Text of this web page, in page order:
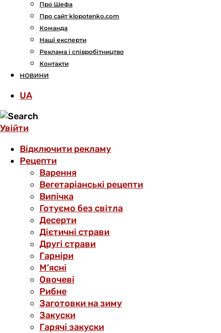
Про Шефа
Про сайт klopotenko.com
Команда
Наші експерти
Реклама і співробітництво
Контакти
НОВИНИ
UA
Увійти
Відключити рекламу
Рецепти
Варення
Вегетаріанські рецепти
Випічка
Готуємо без світла
Десерти
Дієтичні страви
Другі страви
Гарніри
М’ясні
Овочеві
Рибне
Заготовки на зиму
Закуски
Гарячі закуски